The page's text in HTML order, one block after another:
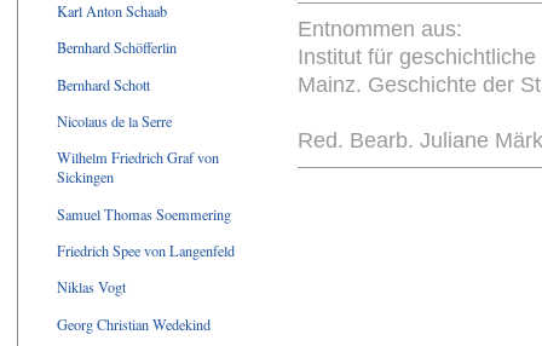
Karl Anton Schaab
Bernhard Schöfferlin
Bernhard Schott
Nicolaus de la Serre
Wilhelm Friedrich Graf von
Sickingen
Samuel Thomas Soemmering
Friedrich Spee von Langenfeld
Niklas Vogt
Georg Christian Wedekind
Entnommen aus:
Institut für
Mainz. Geschichte der
Red. Bearb. Juliane